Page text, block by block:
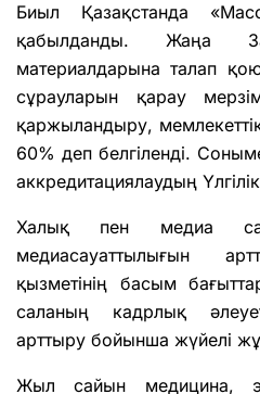
Биыл Қазақстанда
қабылданды. Жаңа
материалдарына талап
сұрауларын қарау
қаржыландыру,
60% деп белгіленді.
аккредитациялаудың
Халық пен медиа
медиасауаттылығын
қызметінің басым
саланың кадрлық
арттыру бойынша жүйелі
Жыл сайын медицина,